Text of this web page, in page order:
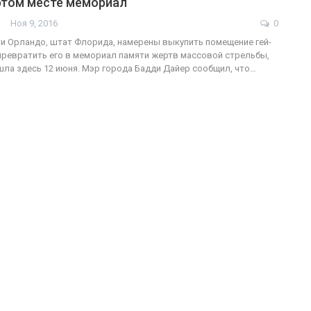
Ноя 9, 2016
0
Орландо, штат Флорида, намерены выкупить помещение гей-
его в мемориал памяти жертв массовой стрельбы,
здесь 12 июня. Мэр города Бадди Дайер сообщил, что…
ФОТО